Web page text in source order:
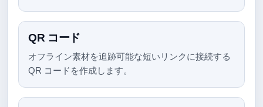
QR コード
オフライン素材を追跡可能な短いリンクに接続する
QR コードを作成します。